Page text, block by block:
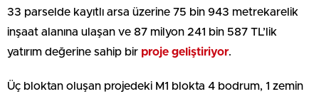
33 parselde kayıtlı arsa üzerine 75 bin 943 metrekarelik
inşaat alanına ulaşan ve 87 milyon 241 bin 587 TL’lik
yatırım değerine sahip bir proje geliştiriyor.
Üç bloktan oluşan projedeki M1 blokta 4 bodrum, 1 zemin